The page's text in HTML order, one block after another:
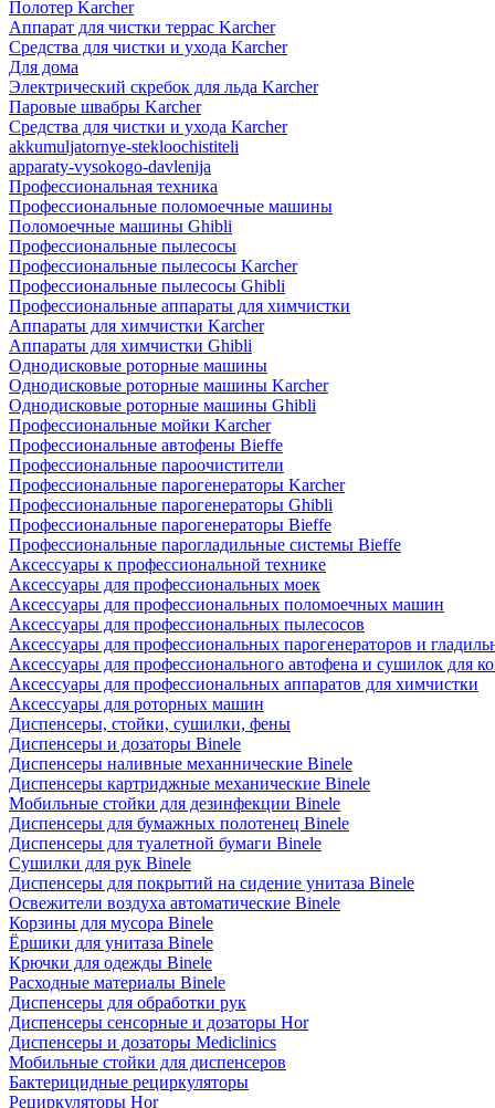
Полотер Karcher
Аппарат для чистки террас Karcher
Средства для чистки и ухода Karcher
Для дома
Электрический скребок для льда Karcher
Паровые швабры Karcher
Средства для чистки и ухода Karcher
akkumuljatornye-stekloochistiteli
apparaty-vysokogo-davlenija
Профессиональная техника
Профессиональные поломоечные машины
Поломоечные машины Ghibli
Профессиональные пылесосы
Профессиональные пылесосы Karcher
Профессиональные пылесосы Ghibli
Профессиональные аппараты для химчистки
Аппараты для химчистки Karcher
Аппараты для химчистки Ghibli
Однодисковые роторные машины
Однодисковые роторные машины Karcher
Однодисковые роторные машины Ghibli
Профессиональные мойки Karcher
Профессиональные автофены Bieffe
Профессиональные пароочистители
Профессиональные парогенераторы Karcher
Профессиональные парогенераторы Ghibli
Профессиональные парогенераторы Bieffe
Профессиональные парогладильные системы Bieffe
Аксессуары к профессиональной технике
Аксессуары для профессиональных моек
Аксессуары для профессиональных поломоечных машин
Аксессуары для профессиональных пылесосов
Аксессуары для профессиональных парогенераторов и
Аксессуары для профессионального автофена и сушилок для
Аксессуары для профессиональных аппаратов для химчистки
Аксессуары для роторных машин
Диспенсеры, стойки, сушилки, фены
Диспенсеры и дозаторы Binele
Диспенсеры наливные механнические Binele
Диспенсеры картриджные механические Binele
Мобильные стойки для дезинфекции Binele
Диспенсеры для бумажных полотенец Binele
Диспенсеры для туалетной бумаги Binele
Сушилки для рук Binele
Диспенсеры для покрытий на сидение унитаза Binele
Освежители воздуха автоматические Binele
Корзины для мусора Binele
Ёршики для унитаза Binele
Крючки для одежды Binele
Расходные материалы Binele
Диспенсеры для обработки рук
Диспенсеры сенсорные и дозаторы Hor
Диспенсеры и дозаторы Mediclinics
Мобильные стойки для диспенсеров
Бактерицидные рециркуляторы
Рециркуляторы Hor